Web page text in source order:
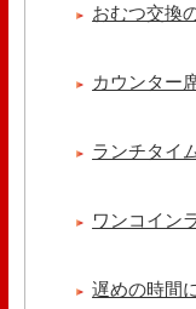
おむつ交換
カウンター
ランチタイ
ワンコイン
遅めの時間